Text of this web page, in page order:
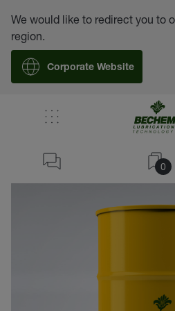
0
We would like to redirect you to
region.
Corporate Website